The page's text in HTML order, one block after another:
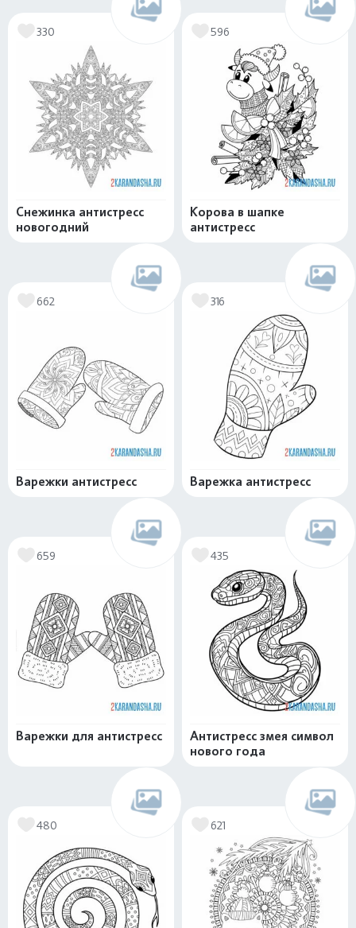
330
Снежинка антистресс
новогодний
596
Корова в шапке
антистресс
662
Варежки антистресс
316
Варежка антистресс
659
Варежки для антистресс
435
Антистресс змея символ
нового года
480 621